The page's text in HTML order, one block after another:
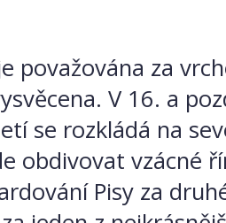
považována za
V 16. a
se rozkládá na
obdivovat vzácné
Pisy za